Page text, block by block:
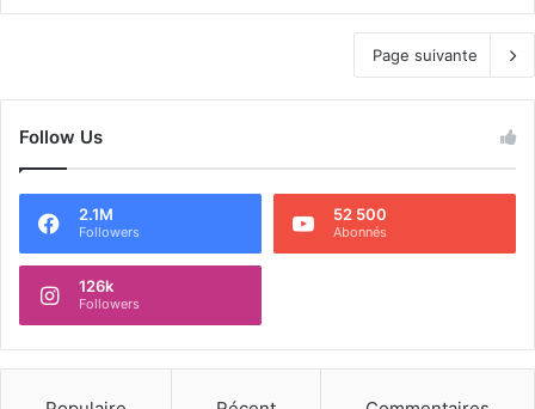
Page suivante
Follow Us
2.1M
Followers
52 500
Abonnés
126k
Followers